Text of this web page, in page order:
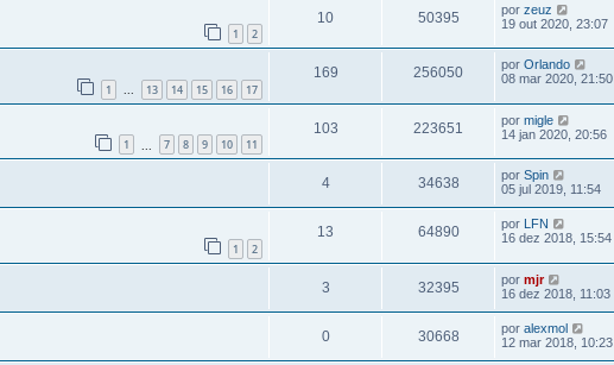
1 2
10 50395 por zeuz
19 out 2020, 23:07
1 ... 13 14 15 16 17
169 256050 por Orlando
08 mar 2020, 21:50
1 7 8 9 10 11
103 223651 por migle
14 jan 2020, 20:56
4 34638 por Spin
05 jul 2019, 11:54
1 2
13 64890 por LFN
16 dez 2018, 15:54
3 32395 por mjr
16 dez 2018, 11:03
0 30668 por alexmol
12 mar 2018, 10:23